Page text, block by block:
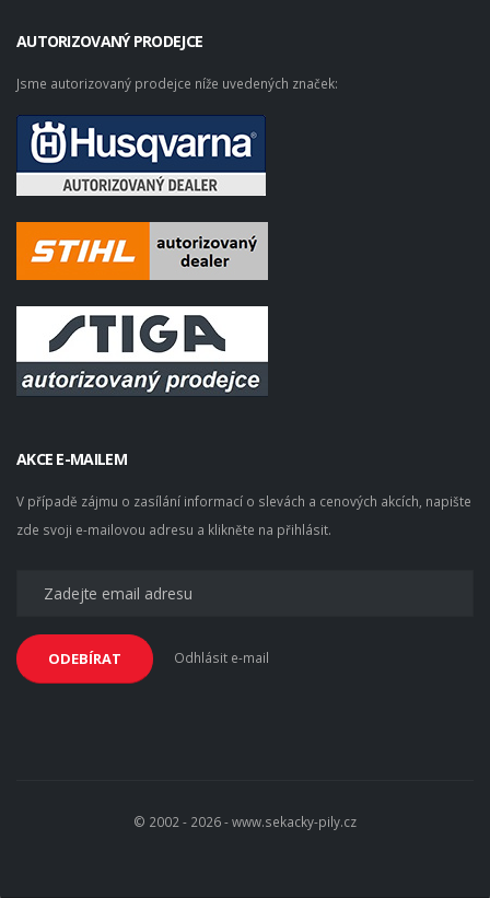
AUTORIZOVANÝ PRODEJCE
Jsme autorizovaný prodejce níže uvedených značek:
AKCE E-MAILEM
V případě zájmu o zasílání informací o slevách a cenových akcích, napište
zde svoji e-mailovou adresu a klikněte na přihlásit.
ODEBÍRAT Odhlásit e-mail
© 2002 - 2026 - www.sekacky-pily.cz